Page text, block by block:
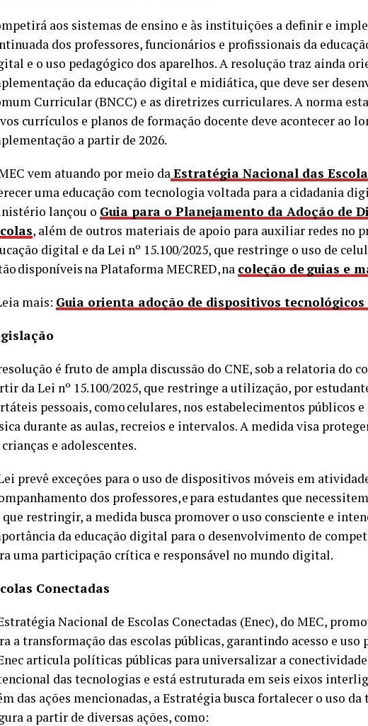
aos sistemas de ensino e às instituições a definir e
dos professores, funcionários e profissionais da
e o uso pedagógico dos aparelhos. A resolução traz ainda
da educação digital e midiática, que deve ser
Curricular (BNCC) e as diretrizes curriculares. A norma
currículos e planos de formação docente deve acontecer ao
a partir de 2026.
vem atuando por meio daEstratégia Nacional das
uma educação com tecnologia voltada para a cidadania
lançou o Guia para o Planejamento da Adoção de
, além de outros materiais de apoio para auxiliar redes no
digital e da Lei nº 15.100/2025, que restringe o uso de
disponíveis na Plataforma MECRED, na coleção de guias e
mais: Guia orienta adoção de dispositivos tecnológicos
é fruto de ampla discussão do CNE, sob a relatoria do
da Lei nº 15.100/2025, que restringe a utilização, por
pessoais, como celulares, nos estabelecimentos públicos e
durante as aulas, recreios e intervalos. A medida visa
crianças e adolescentes.
prevê exceções para o uso de dispositivos móveis em
dos professores, e para estudantes que
que restringir, a medida busca promover o uso consciente e
da educação digital para o desenvolvimento de
uma participação crítica e responsável no mundo digital.
Conectadas
Nacional de Escolas Conectadas (Enec), do MEC,
a transformação das escolas públicas, garantindo acesso e
articula políticas públicas para universalizar a
das tecnologias e está estruturada em seis eixos
das ações mencionadas, a Estratégia busca fortalecer o uso
a partir de diversas ações, como: